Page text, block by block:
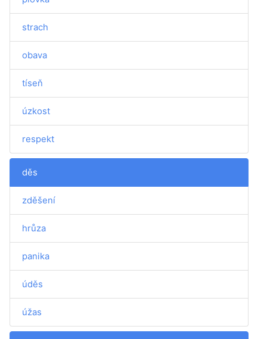
strach
obava
tíseň
úzkost
respekt
děs
zděšení
hrůza
panika
úděs
úžas